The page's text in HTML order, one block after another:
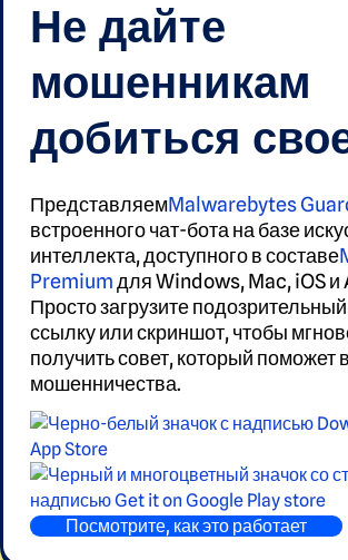
Не дайте
мошенникам
добиться
ПредставляемMalwarebytes
встроенного чат-бота на базе
интеллекта, доступного в составе
Premiumдля Windows, Mac, iOS и
Просто загрузите подозрительный
ссылку или скриншот, чтобы
получить совет, который поможет
мошенничества.
Посмотрите, как это работает